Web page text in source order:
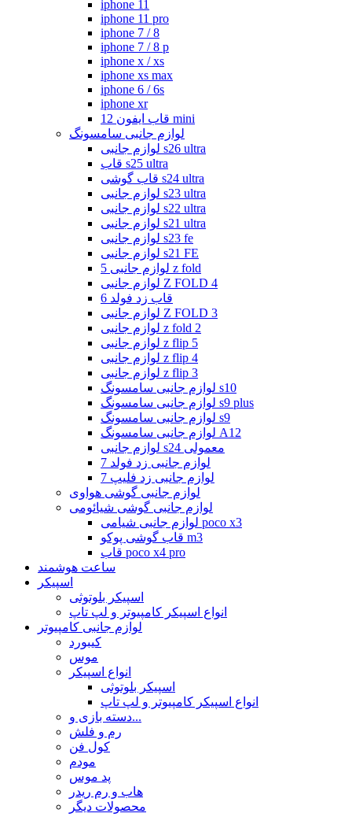
iphone 11
iphone 11 pro
iphone 7 / 8
iphone 7 / 8 p
iphone x / xs
iphone xs max
iphone 6 / 6s
iphone xr
قاب ایفون 12 mini
لوازم جانبی سامسونگ
لوازم جانبی s26 ultra
قاب s25 ultra
قاب گوشی s24 ultra
لوازم جانبی s23 ultra
لوازم جانبی s22 ultra
لوازم جانبی s21 ultra
لوازم جانبی s23 fe
لوازم جانبی s21 FE
لوازم جانبی 5 z fold
لوازم جانبی Z FOLD 4
قاب زد فولد 6
لوازم جانبی Z FOLD 3
لوازم جانبی z fold 2
لوازم جانبی z flip 5
لوازم جانبی z flip 4
لوازم جانبی z flip 3
لوازم جانبی سامسونگ s10
لوازم جانبی سامسونگ s9 plus
لوازم جانبی سامسونگ s9
لوازم جانبی سامسونگ A12
لوازم جانبی s24 معمولی
لوازم جانبی زد فولد 7
لوازم جانبی زد فلیپ 7
لوازم جانبی گوشی هواوی
لوازم جانبی گوشی شیائومی
لوازم جانبی شیامی poco x3
قاب گوشی پوکو m3
قاب poco x4 pro
ساعت هوشمند
اسپیکر
اسپیکر بلوتوثی
انواع اسپیکر کامپیوتر و لپ تاپ
لوازم جانبی کامپیوتر
کیبورد
موس
انواع اسپیکر
اسپیکر بلوتوثی
انواع اسپیکر کامپیوتر و لپ تاپ
دسته بازی و...
رم و فلش
کول فن
مودم
پد موس
هاب و رم ریدر
محصولات دیگر